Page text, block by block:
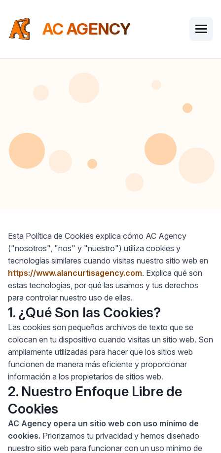
AC AGENCY
Esta Política de Cookies explica cómo AC Agency
("nosotros", "nos" y "nuestro") utiliza cookies y
tecnologías similares cuando visitas nuestro sitio web en
https://www.alancurtisagency.com. Explica qué son
estas tecnologías, por qué las usamos y tus derechos
para controlar nuestro uso de ellas.
1. ¿Qué Son las Cookies?
Las cookies son pequeños archivos de texto que se
colocan en tu dispositivo cuando visitas un sitio web. Son
ampliamente utilizadas para hacer que los sitios web
funcionen de manera más eficiente y proporcionar
información a los propietarios de sitios web.
2. Nuestro Enfoque Libre de
Cookies
AC Agency opera un sitio web con uso mínimo de
cookies. Priorizamos tu privacidad y hemos diseñado
nuestro sitio web para funcionar con un uso mínimo de